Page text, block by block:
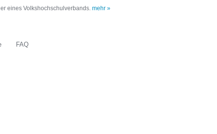
eines Volkshochschulverbands. mehr »
FAQ